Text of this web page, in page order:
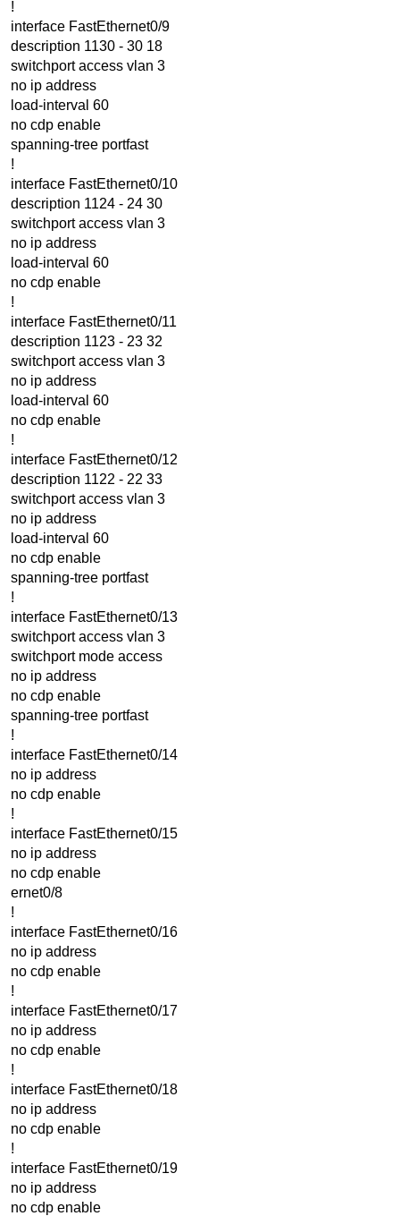
!
interface FastEthernet0/9
description 1130 - 30 18
switchport access vlan 3
no ip address
load-interval 60
no cdp enable
spanning-tree portfast
!
interface FastEthernet0/10
description 1124 - 24 30
switchport access vlan 3
no ip address
load-interval 60
no cdp enable
!
interface FastEthernet0/11
description 1123 - 23 32
switchport access vlan 3
no ip address
load-interval 60
no cdp enable
!
interface FastEthernet0/12
description 1122 - 22 33
switchport access vlan 3
no ip address
load-interval 60
no cdp enable
spanning-tree portfast
!
interface FastEthernet0/13
switchport access vlan 3
switchport mode access
no ip address
no cdp enable
spanning-tree portfast
!
interface FastEthernet0/14
no ip address
no cdp enable
!
interface FastEthernet0/15
no ip address
no cdp enable
ernet0/8
!
interface FastEthernet0/16
no ip address
no cdp enable
!
interface FastEthernet0/17
no ip address
no cdp enable
!
interface FastEthernet0/18
no ip address
no cdp enable
!
interface FastEthernet0/19
no ip address
no cdp enable